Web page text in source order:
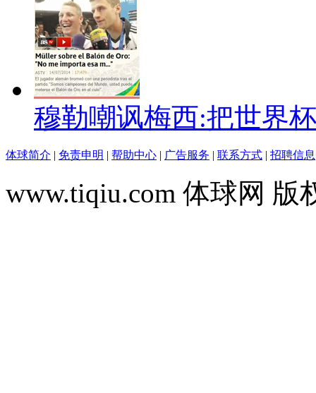
穆勒嘲讽梅西:把世界
体球简介 | 免责申明 | 帮助中心 | 广告服务 | 联系方式 | 招聘信息
www.tiqiu.com 体球网 版